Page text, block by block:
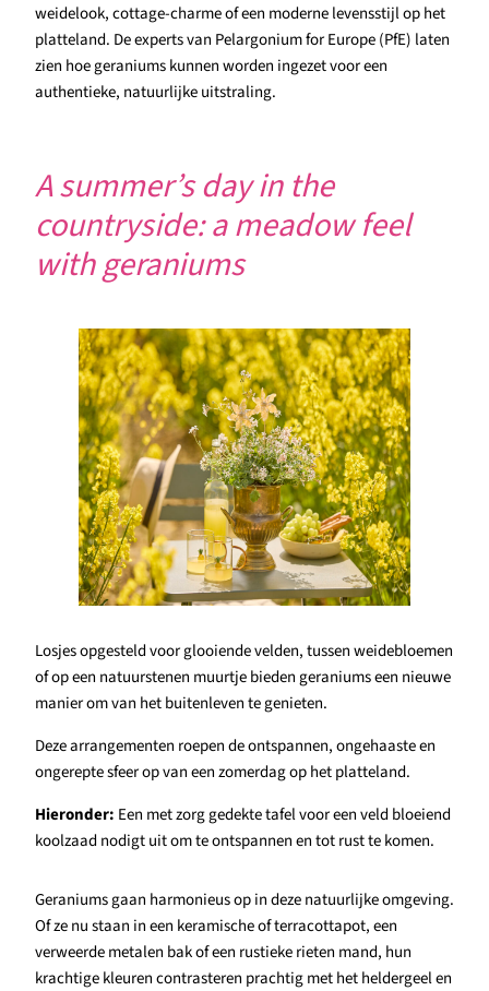
weidelook, cottage-charme of een moderne levensstijl op het
platteland. De experts van Pelargonium for Europe (PfE) laten
zien hoe geraniums kunnen worden ingezet voor een
authentieke, natuurlijke uitstraling.
A summer’s day in the
countryside: a meadow feel
with geraniums
Losjes opgesteld voor glooiende velden, tussen weidebloemen
of op een natuurstenen muurtje bieden geraniums een nieuwe
manier om van het buitenleven te genieten.
Deze arrangementen roepen de ontspannen, ongehaaste en
ongerepte sfeer op van een zomerdag op het platteland.
Hieronder: Een met zorg gedekte tafel voor een veld bloeiend
koolzaad nodigt uit om te ontspannen en tot rust te komen.
Geraniums gaan harmonieus op in deze natuurlijke omgeving.
Of ze nu staan in een keramische of terracottapot, een
verweerde metalen bak of een rustieke rieten mand, hun
krachtige kleuren contrasteren prachtig met het heldergeel en